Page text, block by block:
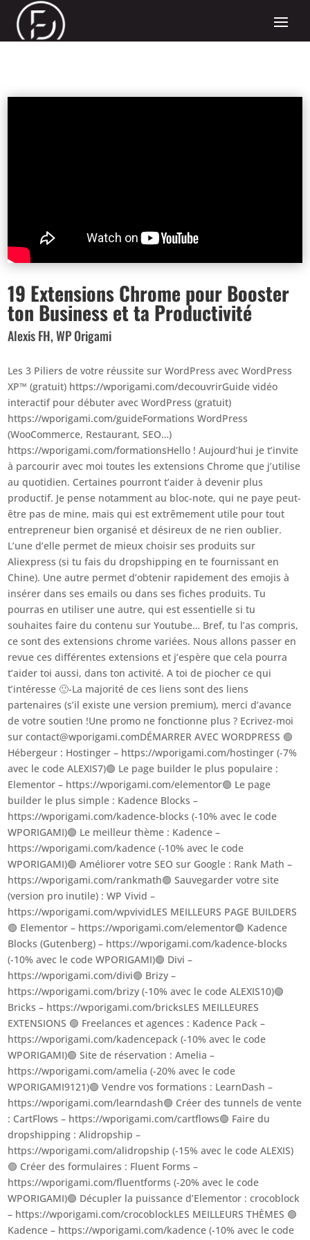
19 Extensions Chrome pour Booster
ton Business et ta Productivité
Alexis FH, WP Origami
Les 3 Piliers de votre réussite sur WordPress avec WordPress
XP™ (gratuit) https://wporigami.com/decouvrirGuide vidéo
interactif pour débuter avec WordPress (gratuit)
https://wporigami.com/guideFormations WordPress
(WooCommerce, Restaurant, SEO…)
https://wporigami.com/formationsHello ! Aujourd’hui je t’invite
à parcourir avec moi toutes les extensions Chrome que j’utilise
au quotidien. Certaines pourront t’aider à devenir plus
productif. Je pense notamment au bloc-note, qui ne paye peut-
être pas de mine, mais qui est extrêmement utile pour tout
entrepreneur bien organisé et désireux de ne rien oublier.
L’une d’elle permet de mieux choisir ses produits sur
Aliexpress (si tu fais du dropshipping en te fournissant en
Chine). Une autre permet d’obtenir rapidement des emojis à
insérer dans ses emails ou dans ses fiches produits. Tu
pourras en utiliser une autre, qui est essentielle si tu
souhaites faire du contenu sur Youtube… Bref, tu l’as compris,
ce sont des extensions chrome variées. Nous allons passer en
revue ces différentes extensions et j’espère que cela pourra
t’aider toi aussi, dans ton activité. A toi de piocher ce qui
t’intéresse 🙂-La majorité de ces liens sont des liens
partenaires (s’il existe une version premium), merci d’avance
de votre soutien !Une promo ne fonctionne plus ? Ecrivez-moi
sur contact@wporigami.comDÉMARRER AVEC WORDPRESS 🟢
Hébergeur : Hostinger – https://wporigami.com/hostinger (-7%
avec le code ALEXIS7)🟢 Le page builder le plus populaire :
Elementor – https://wporigami.com/elementor🟢 Le page
builder le plus simple : Kadence Blocks –
https://wporigami.com/kadence-blocks (-10% avec le code
WPORIGAMI)🟢 Le meilleur thème : Kadence –
https://wporigami.com/kadence (-10% avec le code
WPORIGAMI)🟢 Améliorer votre SEO sur Google : Rank Math –
https://wporigami.com/rankmath🟢 Sauvegarder votre site
(version pro inutile) : WP Vivid –
https://wporigami.com/wpvividLES MEILLEURS PAGE BUILDERS
🟢 Elementor – https://wporigami.com/elementor🟢 Kadence
Blocks (Gutenberg) – https://wporigami.com/kadence-blocks
(-10% avec le code WPORIGAMI)🟢 Divi –
https://wporigami.com/divi🟢 Brizy –
https://wporigami.com/brizy (-10% avec le code ALEXIS10)🟢
Bricks – https://wporigami.com/bricksLES MEILLEURES
EXTENSIONS 🟢 Freelances et agences : Kadence Pack –
https://wporigami.com/kadencepack (-10% avec le code
WPORIGAMI)🟢 Site de réservation : Amelia –
https://wporigami.com/amelia (-20% avec le code
WPORIGAMI9121)🟢 Vendre vos formations : LearnDash –
https://wporigami.com/learndash🟢 Créer des tunnels de vente
: CartFlows – https://wporigami.com/cartflows🟢 Faire du
dropshipping : Alidropship –
https://wporigami.com/alidropship (-15% avec le code ALEXIS)
🟢 Créer des formulaires : Fluent Forms –
https://wporigami.com/fluentforms (-20% avec le code
WPORIGAMI)🟢 Décupler la puissance d’Elementor : crocoblock
– https://wporigami.com/crocoblockLES MEILLEURS THÈMES 🟢
Kadence – https://wporigami.com/kadence (-10% avec le code